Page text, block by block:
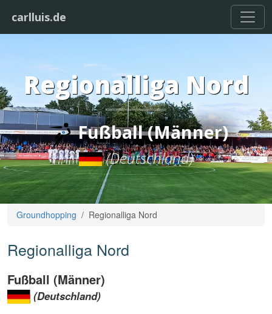
carlluis.de
Regionalliga Nord
Fußball (Männer)
(Deutschland)
Groundhopping Regionalliga Nord
Regionalliga Nord
Fußball (Männer)
(Deutschland)